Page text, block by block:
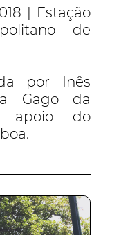
| Estação
de
por Inês
Gago da
apoio do